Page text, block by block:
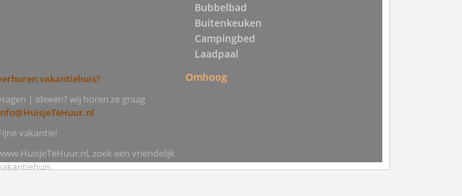
Bubbelbad
Buitenkeuken
Campingbed
Laadpaal
vakantiehuis?
| ideeën? wij horen ze graag
vakantie!
zoek een vriendelijk
Omhoog